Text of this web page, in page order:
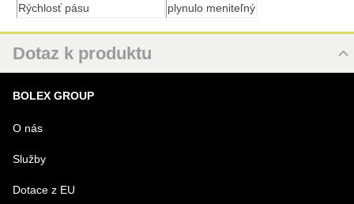
Rýchlosť pásu
plynulo meniteľný
Dotaz k produktu
URL
PRODUKT
BOLEX GROUP
O nás
Služby
Dotace z EU